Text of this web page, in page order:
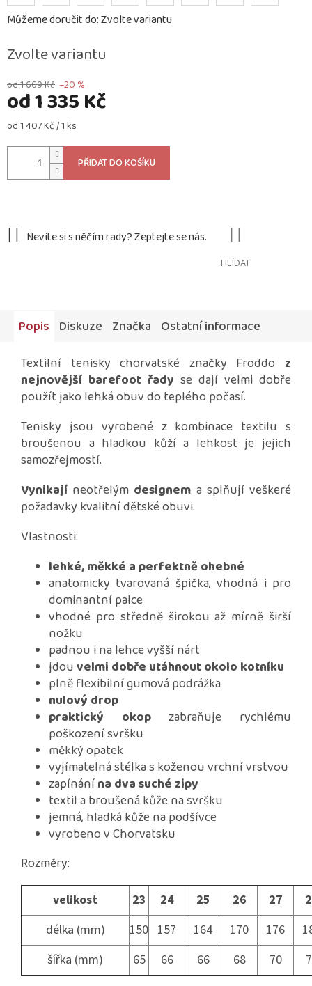
od 1 669 Kč –20 %
od1 335 Kč
Měrná
od 1 407 Kč / 1 ks
Zvolte variantu
Můžeme doručit do:Zvolte variantu
PŘIDAT DO KOŠÍKU
HLÍDAT
Popis Diskuze Značka Ostatní informace
Textilní tenisky chorvatské značky Froddo z
nejnovější barefoot řady se dají velmi dobře
použít jako lehká obuv do teplého počasí.
Tenisky jsou vyrobené z kombinace textilu s
broušenou a hladkou kůží a lehkost je jejich
samozřejmostí.
Vynikají neotřelým designem a splňují veškeré
požadavky kvalitní dětské obuvi.
Vlastnosti:
lehké, měkké a perfektně ohebné
anatomicky tvarovaná špička, vhodná i pro
dominantní palce
vhodné pro středně širokou až mírně širší
nožku
padnou i na lehce vyšší nárt
jdouvelmi dobře utáhnout okolo kotníku
plně flexibilní gumová podrážka
nulový drop
praktický okopzabraňuje rychlému
poškození svršku
měkký opatek
vyjímatelná stélka s koženou vrchní vrstvou
zapínánína dva suché zipy
textil a broušená kůže na svršku
jemná, hladká kůže na podšívce
vyrobeno v Chorvatsku
Rozměry:
velikost 23 24 25 26 27
délka (mm)
150 157 164 170 176
šířka (mm)
65 66 66 68 70